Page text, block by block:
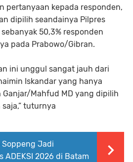
pertanyaan kepada responden,
dipilih seandainya Pilpres
50,3% responden
pada Prabowo/Gibran.
ini unggul sangat jauh dari
Iskandar yang hanya
Ganjar/Mahfud MD yang dipilih
saja,” tuturnya
Soppeng Jadi
ADEKSI 2026 di Batam